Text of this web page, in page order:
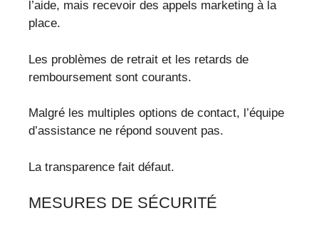
l’aide, mais recevoir des appels marketing à la
place.
Les problèmes de retrait et les retards de
remboursement sont courants.
Malgré les multiples options de contact, l’équipe
d’assistance ne répond souvent pas.
La transparence fait défaut.
MESURES DE SÉCURITÉ